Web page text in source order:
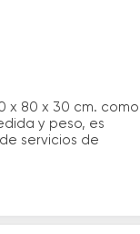
x 80 x 30 cm. como
y peso, es
servicios de